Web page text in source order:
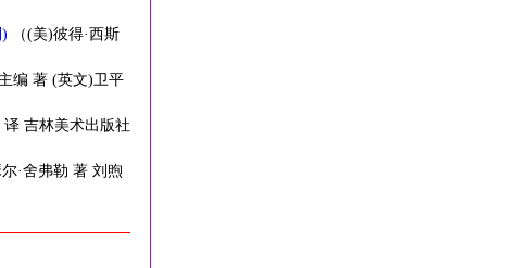
（(美)彼得·西斯
编 著 (英文)卫平
译 吉林美术出版社
·舍弗勒 著 刘煦